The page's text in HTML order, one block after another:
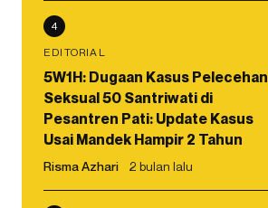
4
EDITORIAL
5W1H: Dugaan Kasus Pelecehan
Seksual 50 Santriwati di
Pesantren Pati: Update Kasus
Usai Mandek Hampir 2 Tahun
Risma Azhari 2 bulan lalu